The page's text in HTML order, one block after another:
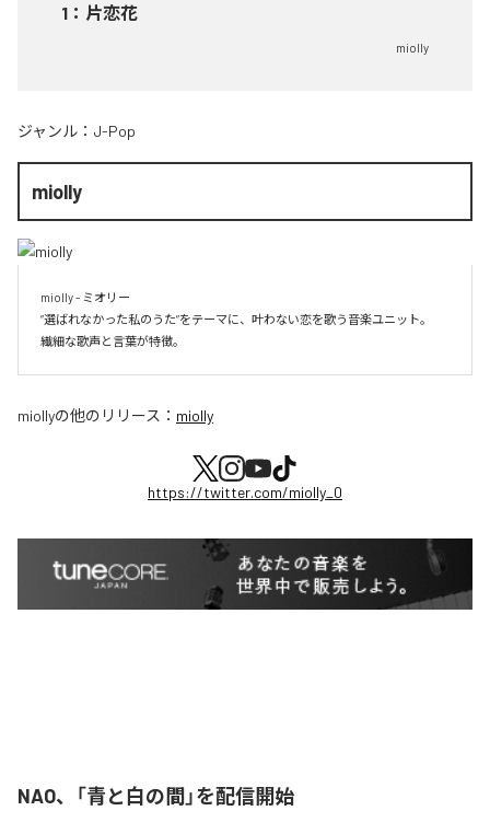
1 ： 片恋花
miolly
ジャンル： J-Pop
miolly
miolly - ミオリー
”選ばれなかった私のうた”をテーマに、叶わない恋を歌う音楽ユニット。
miollyの他のリリース： miolly
https://twitter.com/miolly_0
NAO、「青と白の間」を配信開始